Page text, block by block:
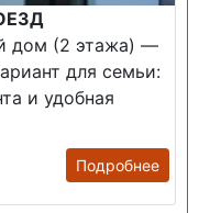
дом (2 этажа) —
для семьи:
и удобная
Подробнее